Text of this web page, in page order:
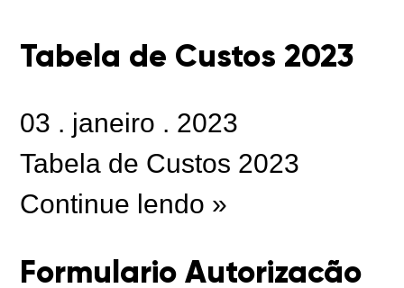
Tabela de Custos 2023
03 . janeiro . 2023
Tabela de Custos 2023
Continue lendo »
Formulario Autorizacão